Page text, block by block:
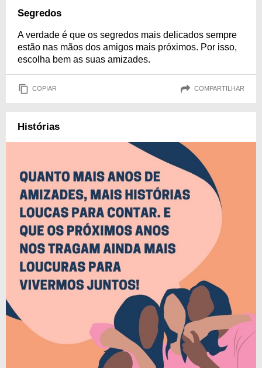
Segredos
A verdade é que os segredos mais delicados sempre
estão nas mãos dos amigos mais próximos. Por isso,
escolha bem as suas amizades.
COPIAR COMPARTILHAR
Histórias